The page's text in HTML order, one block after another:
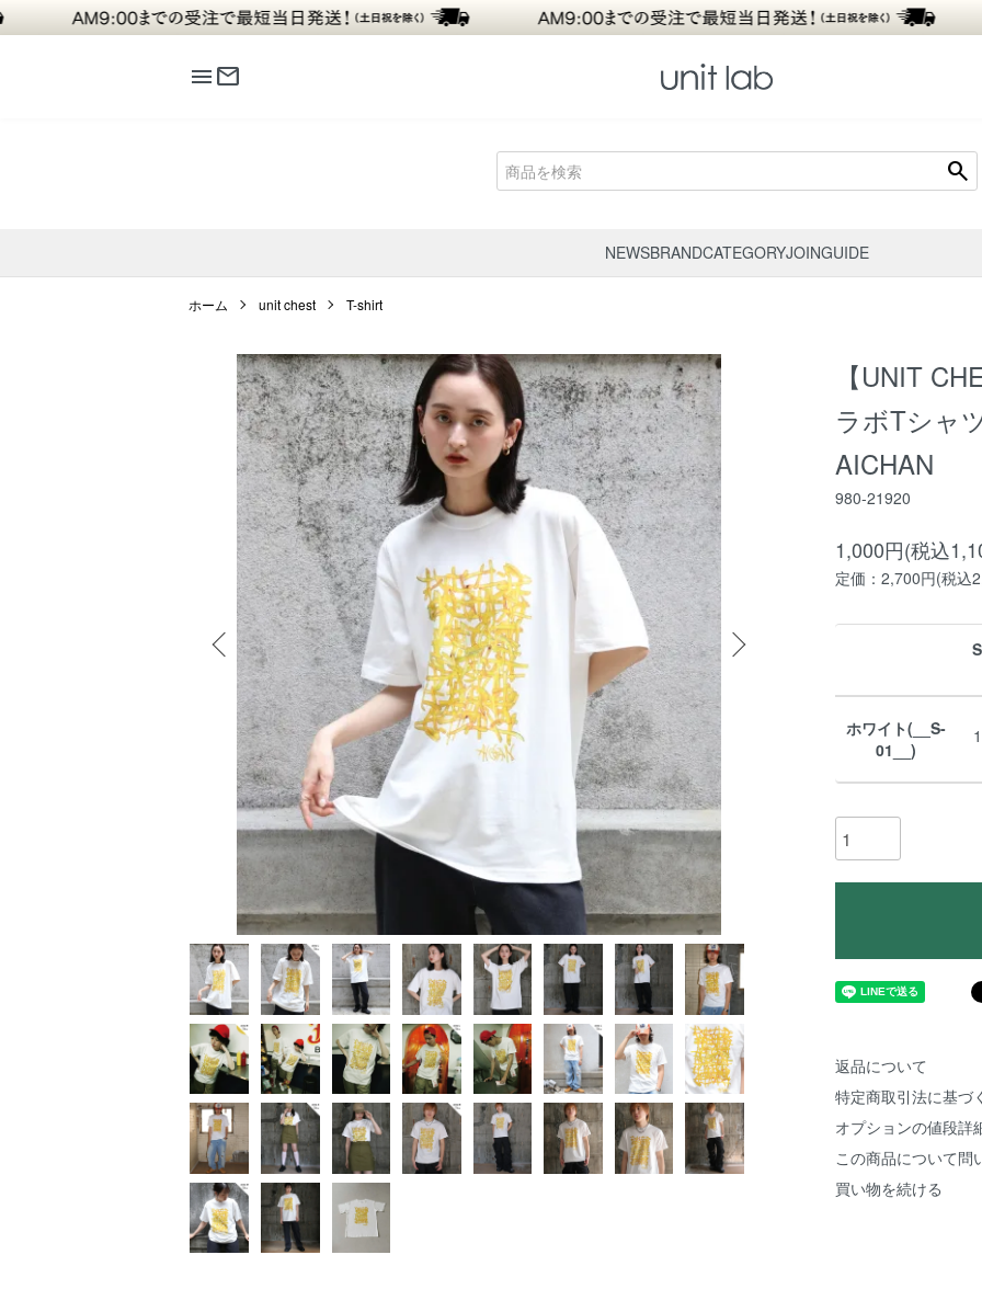
menumail
search
NEWSBRANDCATEGORYJOINGUIDE
ホーム unit chest T-shirt
【UNIT
ラボTシャ
AICHAN
980-21920
1,000円(税込
定価：2,700円(税込
ホワイト(__S-
01__)
返品について
特定商取引法に基づ
オプションの値段詳
この商品について問
買い物を続ける